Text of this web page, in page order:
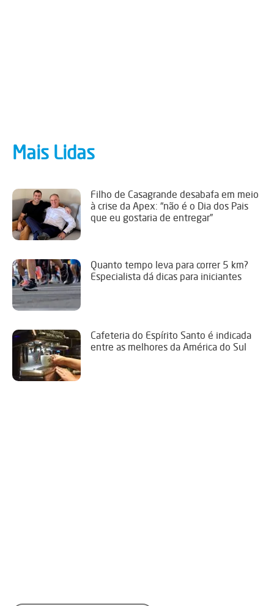
Mais Lidas
Filho de Casagrande desabafa em meio
à crise da Apex: “não é o Dia dos Pais
que eu gostaria de entregar”
Quanto tempo leva para correr 5 km?
Especialista dá dicas para iniciantes
Cafeteria do Espírito Santo é indicada
entre as melhores da América do Sul